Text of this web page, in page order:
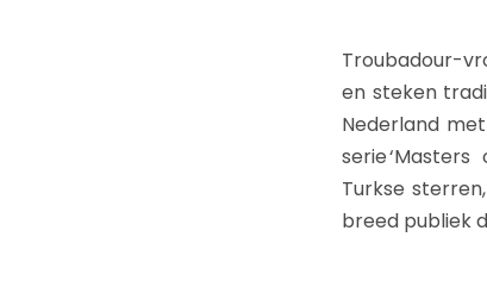
Troubadour-
en steken
Nederland
serie
Turkse
breed publiek